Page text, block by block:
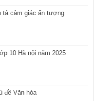
tả cảm giác ấn tượng
10 Hà nội năm 2025
đề Văn hóa